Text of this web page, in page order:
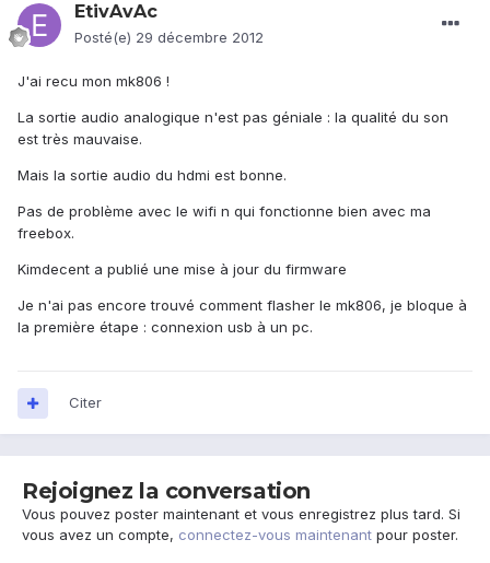
EtivAvAc
Posté(e) 29 décembre 2012
J'ai recu mon mk806 !
La sortie audio analogique n'est pas géniale : la qualité du son
est très mauvaise.
Mais la sortie audio du hdmi est bonne.
Pas de problème avec le wifi n qui fonctionne bien avec ma
freebox.
Kimdecent a publié une mise à jour du firmware
Je n'ai pas encore trouvé comment flasher le mk806, je bloque à
la première étape : connexion usb à un pc.
Citer
Rejoignez la conversation
Vous pouvez poster maintenant et vous enregistrez plus tard. Si
vous avez un compte, connectez-vous maintenant pour poster.